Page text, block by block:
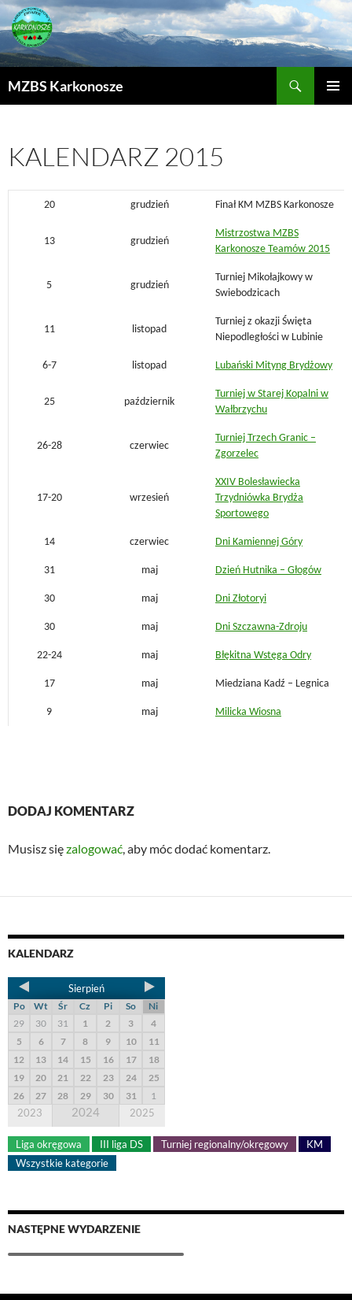
MZBS Karkonosze
KALENDARZ 2015
20 grudzień Finał KM MZBS Karkonosze
13 grudzień
Mistrzostwa MZBS
Karkonosze Teamów 2015
5 grudzień
Turniej Mikołajkowy w
Swiebodzicach
11 listopad
Turniej z okazji Święta
Niepodległości w Lubinie
6-7 listopad Lubański Mityng Brydżowy
25 październik
Turniej w Starej Kopalni w
Wałbrzychu
26-28 czerwiec
Turniej Trzech Granic –
Zgorzelec
17-20 wrzesień
XXIV Bolesławiecka
Trzydniówka Brydża
Sportowego
14 czerwiec Dni Kamiennej Góry
31 maj Dzień Hutnika – Głogów
30 maj Dni Złotoryi
30 maj Dni Szczawna-Zdroju
22-24 maj Błękitna Wstęga Odry
17 maj Miedziana Kadź – Legnica
9 maj Milicka Wiosna
DODAJ KOMENTARZ
Musisz sięzalogować, aby móc dodać komentarz.
KALENDARZ
Sierpień
Po Wt Śr Cz Pi So
Ni
29
30 31 1 2 3
4
5
6 7 8 9 10
11
12
13 14 15 16 17
18
19
20 21 22 23 24
25
26
27 28 29 30 31 1
2023 2024 2025
Liga okręgowa III liga DS Turniej regionalny/okręgowy
KM
Wszystkie kategorie
NASTĘPNE WYDARZENIE